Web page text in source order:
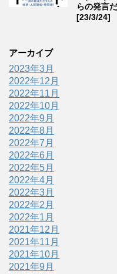
らの発言
[23/3/24]
アーカイブ
2023年3月
2022年12月
2022年11月
2022年10月
2022年9月
2022年8月
2022年7月
2022年6月
2022年5月
2022年4月
2022年3月
2022年2月
2022年1月
2021年12月
2021年11月
2021年10月
2021年9月